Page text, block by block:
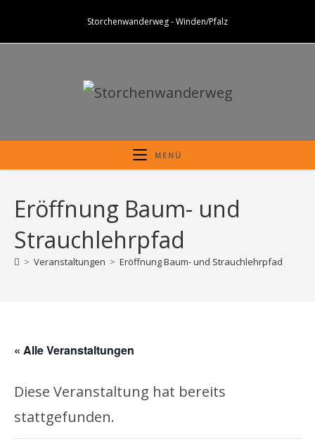
springen
Storchenwanderweg - Winden/Pfalz
MENÜ
Eröffnung Baum- und
Strauchlehrpfad
> Veranstaltungen > Eröffnung Baum- und Strauchlehrpfad
« Alle Veranstaltungen
Diese Veranstaltung hat bereits
stattgefunden.